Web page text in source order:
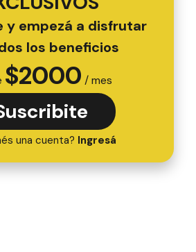
y empezá a disfrutar
los beneficios
$2000 / mes
una cuenta? Ingresá